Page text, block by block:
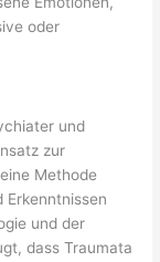
oder
und
zur
Methode
Erkenntnissen
und der
dass Traumata